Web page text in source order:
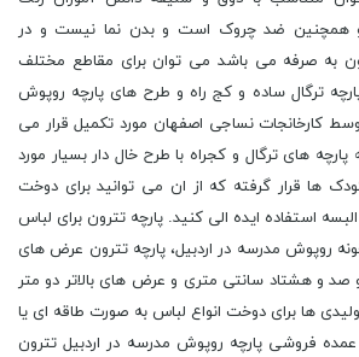
و همچنین ضد چروک است و بدن نما نیست و در
به صرفه می باشد می توان برای مقاطع مختلف
ترگال ساده و کج راه و طرح های پارچه روپوش
کارخانجات نساجی اصفهان مورد تکمیل قرار می
های ترگال و کجراه با طرح خال دار بسیار مورد
ها قرار گرفته که از ان می توانید برای دوخت
استفاده ایده الی کنید. پارچه تترون براى لباس
روپوش مدرسه در اردبیل، پارچه تترون عرض های
صد و هشتاد سانتی متری و عرض های بالاتر دو متر
ها برای دوخت انواع لباس به صورت طاقه ای یا
فروشی پارچه روپوش مدرسه در اردبیل تترون